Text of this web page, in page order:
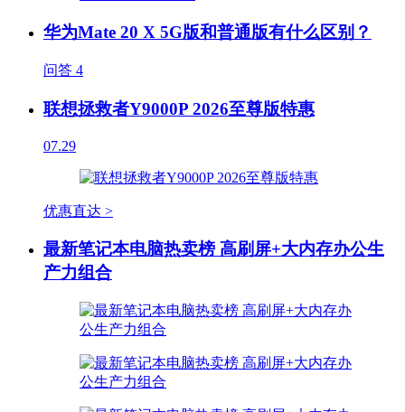
华为Mate 20 X 5G版和普通版有什么区别？
问答 4
联想拯救者Y9000P 2026至尊版特惠
07.29
优惠直达 >
最新笔记本电脑热卖榜 高刷屏+大内存办公生
产力组合